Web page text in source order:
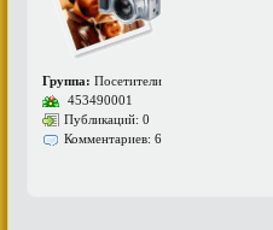
Группа: Посетители
453490001
Публикаций: 0
Комментариев: 6